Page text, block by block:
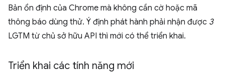
Bản ổn định của Chrome mà không cần cờ hoặc mã
thông báo dùng thử. Ý định phát hành phải nhận được 3
LGTM từ chủ sở hữu API thì mới có thể triển khai.
Triển khai các tính năng mới